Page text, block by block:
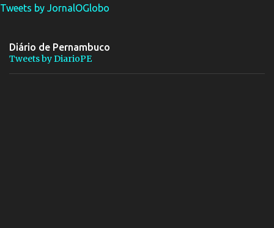
Tweets by JornalOGlobo
Diário de Pernambuco
Tweets by DiarioPE